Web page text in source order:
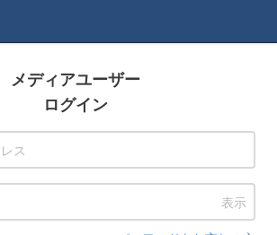
メディアユーザー
ログイン
表示